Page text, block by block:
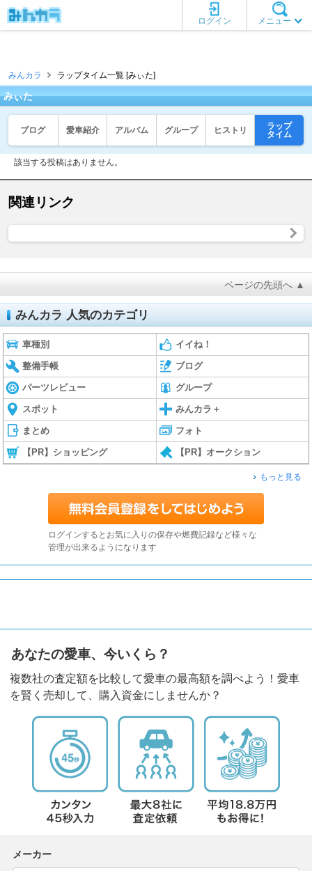
メニュー
ログイン
みんカラ ラップタイム一覧 [みぃた]
みぃた
ブログ 愛車紹介 アルバム グループ ヒストリ
ラップ
タイム
該当する投稿はありません。
関連リンク
ページの先頭へ ▲
みんカラ 人気のカテゴリ
車種別 イイね！
整備手帳 ブログ
パーツレビュー グループ
スポット みんカラ＋
まとめ フォト
【PR】ショッピング 【PR】オークション
もっと見る
ログインするとお気に入りの保存や燃費記録など様々な
管理が出来るようになります
あなたの愛車、今いくら？
複数社の査定額を比較して愛車の最高額を調べよう！愛車
を賢く売却して、購入資金にしませんか？
メーカー